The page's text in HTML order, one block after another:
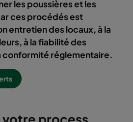
les poussières et les
ces procédés est
entretien des locaux, à la
à la fiabilité des
conformité réglementaire.